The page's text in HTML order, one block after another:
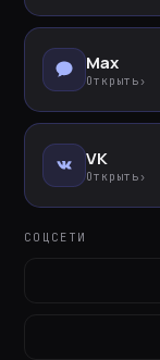
Max
Открыть ›
VK
Открыть ›
СОЦСЕТИ